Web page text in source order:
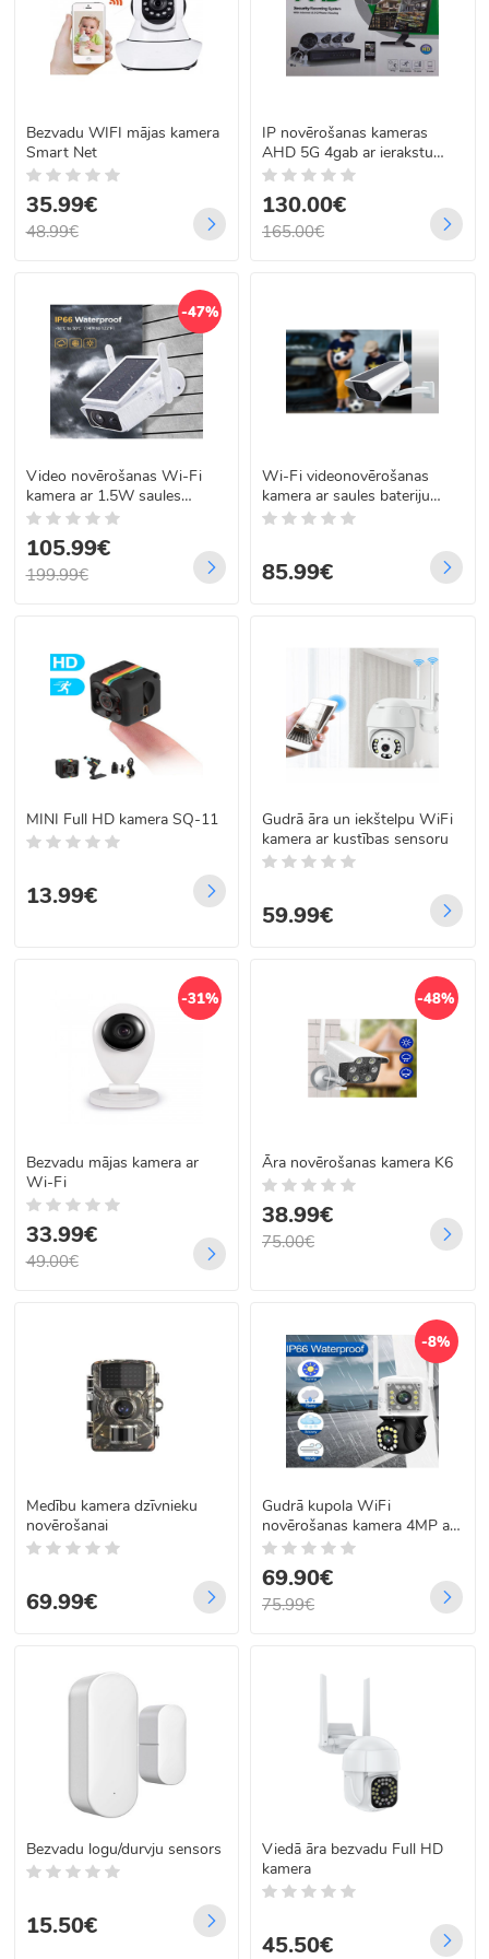
Bezvadu WIFI mājas kamera
Smart Net
35.99€
48.99€
IP novērošanas kameras
AHD 5G 4gab ar ierakstu
cietajā diskā un tiešsaistes
novērošanu
130.00€
165.00€
-47%
Video novērošanas Wi-Fi
kamera ar 1.5W saules
bateriju
105.99€
199.99€
Wi-Fi videonovērošanas
kamera ar saules bateriju
SOLAR IP
85.99€
MINI Full HD kamera SQ-11
13.99€
Gudrā āra un iekštelpu WiFi
kamera ar kustības sensoru
59.99€
-31%
Bezvadu mājas kamera ar
Wi-Fi
33.99€
49.00€
-48%
Āra novērošanas kamera K6
38.99€
75.00€
Medību kamera dzīvnieku
novērošanai
69.99€
-8%
Gudrā kupola WiFi
novērošanas kamera 4MP ar
diviem PTZ objektīviem
69.90€
75.99€
Bezvadu logu/durvju sensors
15.50€
Viedā āra bezvadu Full HD
kamera
45.50€